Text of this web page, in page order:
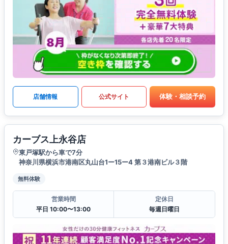
店舗情報 公式サイト 体験・相談予約
カーブス上永谷店
東戸塚駅から車で7分
神奈川県横浜市港南区丸山台1ー15ー4 第３港南ビル３階
無料体験
営業時間
平日 10:00〜13:00
定休日
毎週日曜日